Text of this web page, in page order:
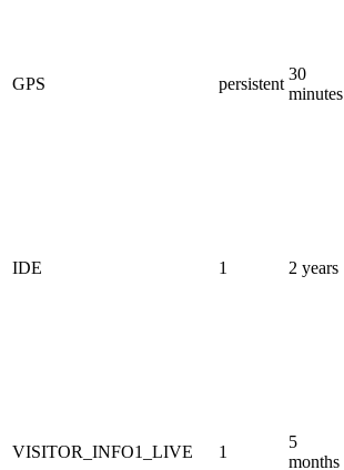
GPS persistent
30
minutes
IDE 1 2 years
VISITOR_INFO1_LIVE 1
5
months